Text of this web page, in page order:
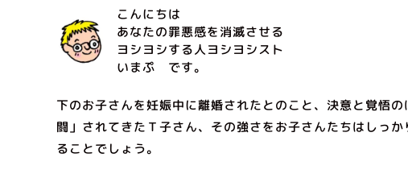
こんにちは
あなたの罪悪感を消滅させる
ヨシヨシする人ヨシヨシスト
いまぷ です。
下のお子さんを妊娠中に離婚されたとのこと、決意と覚悟
闘」されてきたＴ子さん、その強さをお子さんたちはしっ
ることでしょう。